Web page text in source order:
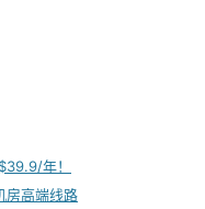
年！
房高端线路